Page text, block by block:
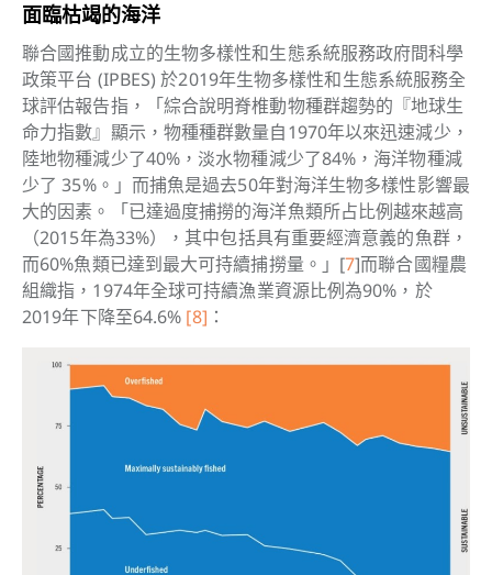
面臨枯竭的海洋
聯合國推動成立的生物多樣性和生態系統服務政府間科學
政策平台 (IPBES) 於2019年生物多樣性和生態系統服務全
球評估報告指，「綜合說明脊椎動物種群趨勢的『地球生
命力指數』顯示，物種種群數量自1970年以來迅速減少，
陸地物種減少了40%，淡水物種減少了84%，海洋物種減
少了 35%。」而捕魚是過去50年對海洋生物多樣性影響最
大的因素。「已達過度捕撈的海洋魚類所占比例越來越高
（2015年為33%），其中包括具有重要經濟意義的魚群，
而60%魚類已達到最大可持續捕撈量。」[7]而聯合國糧農
組織指，1974年全球可持續漁業資源比例為90%，於
2019年下降至64.6% [8] ：